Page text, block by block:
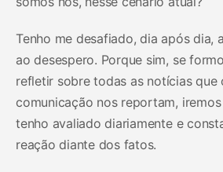
Tenho me desafiado, dia após dia,
ao desespero. Porque sim, se
refletir sobre todas as notícias que
comunicação nos reportam,
tenho avaliado diariamente e
reação diante dos fatos.